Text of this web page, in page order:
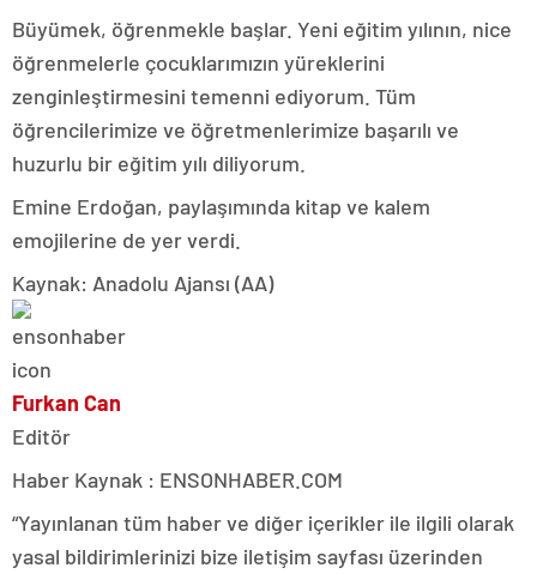
Büyümek, öğrenmekle başlar. Yeni eğitim yılının, nice
öğrenmelerle çocuklarımızın yüreklerini
zenginleştirmesini temenni ediyorum. Tüm
öğrencilerimize ve öğretmenlerimize başarılı ve
huzurlu bir eğitim yılı diliyorum.
Emine Erdoğan, paylaşımında kitap ve kalem
emojilerine de yer verdi.
Kaynak: Anadolu Ajansı (AA)
Furkan Can
Editör
Haber Kaynak : ENSONHABER.COM
“Yayınlanan tüm haber ve diğer içerikler ile ilgili olarak
yasal bildirimlerinizi bize iletişim sayfası üzerinden